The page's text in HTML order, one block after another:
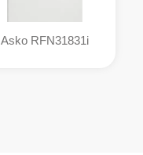
Asko RFN31831i